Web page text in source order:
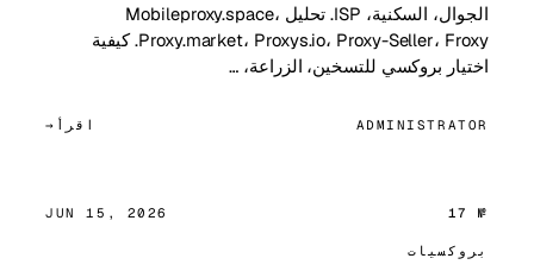
الجوال، السكنية، ISP. تحليل Mobileproxy.space،
Proxy.market، Proxys.io، Proxy-Seller، Froxy. كيفية
اختيار بروكسي للتسخين، الزراعة، …
ADMINISTRATOR اقرأ
№ 17
JUN 15, 2026
بروكسيات